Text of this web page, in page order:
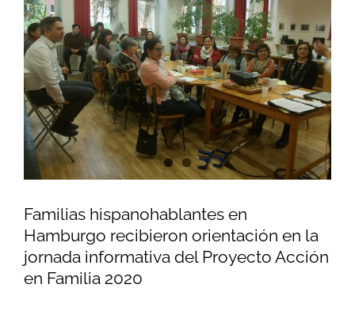
Familias hispanohablantes en
Hamburgo recibieron orientación en la
jornada informativa del Proyecto Acción
en Familia 2020